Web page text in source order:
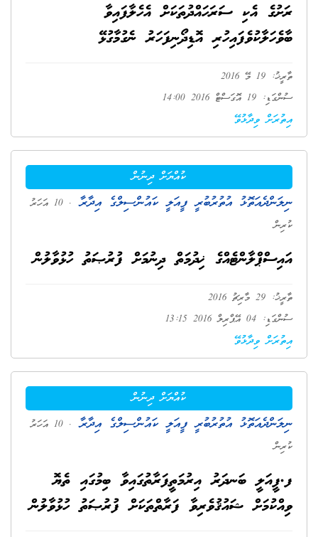
ރަށުގެ އެކި ސަރަހައްދުތަކަށް އެހެލާފައިވާ
ބާވެހަލާކުވެފައިހުރި އޮޑިދޯނިފަހަރު ނެގުމާގުޅޭ
ތާރީޚު: 19 މޭ 2016
ސުންގަޑި: 19 އޮގަސްޓް 2016 14:00
އިތުރަށް ވިދާޅުވޭ
ކުއްޔަށް ދިނުން
ނިލަންދެއަތޮޅު އުތުރުބުރީ ފީއަލީ ކައުންސިލްގެ އިދާރާ
. 10 އަހަރު
ކުރިން
އައިސްޕްލާންޓެއްގެ ޚިދުމަތް ދިނުމަށް ފުރުޞަތު ހުޅުވާލުން
ތާރީޚު: 29 މާރިޗު 2016
ސުންގަޑި: 04 އޭޕްރިލް 2016 13:15
އިތުރަށް ވިދާޅުވޭ
ކުއްޔަށް ދިނުން
ނިލަންދެއަތޮޅު އުތުރުބުރީ ފީއަލީ ކައުންސިލްގެ އިދާރާ
. 10 އަހަރު
ކުރިން
ފ.ފީއަލީ ބަނދަރު އިރުމަތީފަރާތުގައިވާ ބިމުގައި ތެޔޮ
ވިއްކުމަށް ޝައުޤުވެރިވާ ފަރާތްތަކަށް ފުރުޞަތު ހުޅުވާލުން